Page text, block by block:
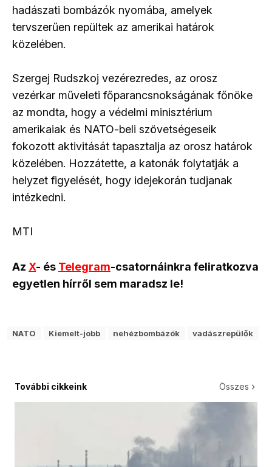
hadászati bombázók nyomába, amelyek
tervszerűen repültek az amerikai határok
közelében.
Szergej Rudszkoj vezérezredes, az orosz
vezérkar műveleti főparancsnokságának főnöke
az mondta, hogy a védelmi minisztérium
amerikaiak és NATO-beli szövetségeseik
fokozott aktivitását tapasztalja az orosz határok
közelében. Hozzátette, a katonák folytatják a
helyzet figyelését, hogy idejekorán tudjanak
intézkedni.
MTI
Az X- és Telegram-csatornáinkra feliratkozva
egyetlen hírről sem maradsz le!
NATO Kiemelt-jobb nehézbombázók vadászrepülők
További cikkeink Összes